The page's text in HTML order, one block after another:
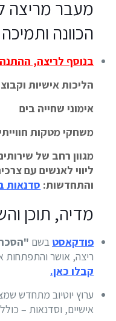
מעבר מריצה
הכוונה ותמיכה
בנוסף לריצה,
הליכות אישיות
אימוני שחייה בים
משחקי מטקות
מגוון רחב של
ליווי לאנשים עם
והתחדשות: סדנאות
מדיה, תוכן
פודקאסט בשם
ריצה, אושר והתפתחות
קבלו כאן.
ערוץ יוטיוב מתחדש
אישיים, וסדנאות –